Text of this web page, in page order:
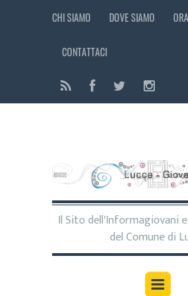
CHI SIAMO DOVE SIAMO
CONTATTACI
Il Sito dell'Informagiovani
del Comune di